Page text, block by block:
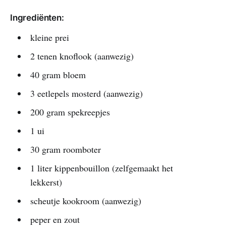
Ingrediënten:
kleine prei
2 tenen knoflook (aanwezig)
40 gram bloem
3 eetlepels mosterd (aanwezig)
200 gram spekreepjes
1 ui
30 gram roomboter
1 liter kippenbouillon (zelfgemaakt het
lekkerst)
scheutje kookroom (aanwezig)
peper en zout